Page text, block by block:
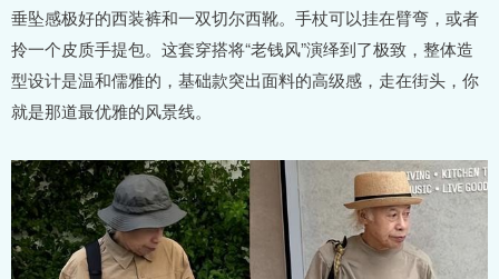
垂坠感极好的西装裤和一双切尔西靴。手杖可以挂在臂弯，或者
拎一个皮质手提包。这套穿搭将“老钱风”演绎到了极致，整体造
型设计是温和儒雅的，基础款突出面料的高级感，走在街头，你
就是那道最优雅的风景线。